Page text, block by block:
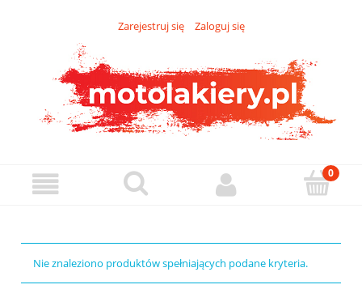
Zarejestruj się Zaloguj się
Nie znaleziono produktów spełniających podane kryteria.